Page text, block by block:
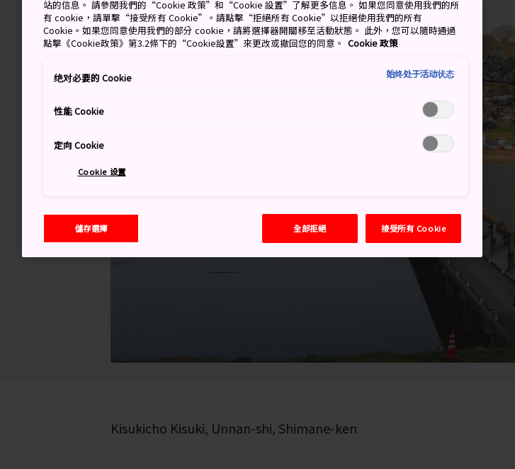
Kisukicho Kisuki, Unnan-shi, Shimane-ken
站的信息。 請參閱我們的“Cookie 政策”和“Cookie 設置”了解更多信息。 如果您同意使用我們的所
有 cookie，請單擊“接受所有 Cookie”。請點擊“拒絕所有 Cookie”以拒絕使用我們的所有
Cookie。如果您同意使用我們的部分 cookie，請將選擇器開關移至活動狀態。 此外，您可以隨時通過
點擊《Cookie政策》第3.2條下的“Cookie設置”來更改或撤回您的同意。 Cookie 政策
绝对必要的 Cookie 始终处于活动状态
性能 Cookie
定向 Cookie
Cookie 设置
儲存選擇 全部拒絕 接受所有 Cookie